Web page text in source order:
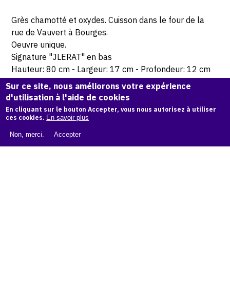
Grès chamotté et oxydes. Cuisson dans le four de la
rue de Vauvert à Bourges.
Oeuvre unique.
Signature "JLERAT" en bas
Hauteur: 80 cm - Largeur: 17 cm - Profondeur: 12 cm
© Atelier Jean et Jacqueline Lerat
Jacqueline Lerat,
Sur ce site, nous améliorons votre expérience
d'utilisation à l'aide de cookies
En cliquant sur le bouton Accepter, vous nous autorisez à utiliser
ces cookies. En savoir plus
Non, merci. Accepter